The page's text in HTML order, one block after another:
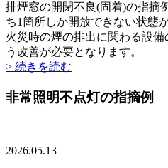
排煙窓の開閉不良(固着)の指摘
ち1箇所しか開放できない状態
火災時の煙の排出に関わる設
う改善が必要となります。
> 続きを読む
非常照明不点灯の指摘例
2026.05.13